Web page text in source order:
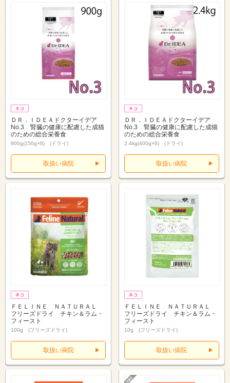
ＤＲ．ＩＤＥＡドクターイデア
No.3 腎臓の健康に配慮した成猫
のための総合栄養食
900g(150g×6) (ドライ)
取扱い病院
ＤＲ．ＩＤＥＡドクターイデア
No.3 腎臓の健康に配慮した成猫
のための総合栄養食
2.4kg(400g×6) (ドライ)
取扱い病院
ＦＥＬＩＮＥ ＮＡＴＵＲＡＬ
フリーズドライ チキン＆ラム・
フィースト
100g (フリーズドライ)
取扱い病院
ＦＥＬＩＮＥ ＮＡＴＵＲＡＬ
フリーズドライ チキン＆ラム・
フィースト
10g (フリーズドライ)
取扱い病院